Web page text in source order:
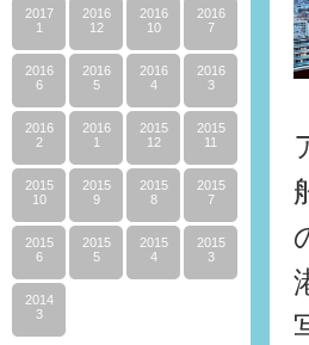
2017
1
2016
12
2016
10
2016
7
2016
6
2016
5
2016
4
2016
3
2016
2
2016
1
2015
12
2015
11
2015
10
2015
9
2015
8
2015
7
2015
6
2015
5
2015
4
2015
3
2014
3